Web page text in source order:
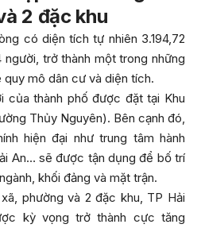
2 đặc khu
có diện tích tự nhiên 3.194,72
người, trở thành một trong những
mô dân cư và diện tích.
của thành phố được đặt tại Khu
Thủy Nguyên). Bên cạnh đó,
hiện đại như trung tâm hành
An… sẽ được tận dụng để bố trí
khối đảng và mặt trận.
phường và 2 đặc khu, TP Hải
kỳ vọng trở thành cực tăng